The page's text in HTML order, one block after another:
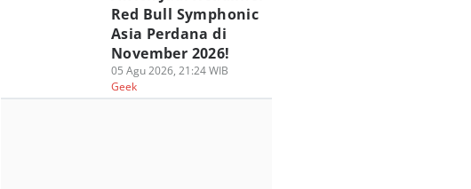
Red Bull Symphonic
Asia Perdana di
November 2026!
05 Agu 2026, 21:24 WIB
Geek